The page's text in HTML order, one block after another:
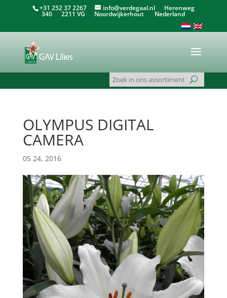
+31 252 37 2267 info@verdegaal.nlHerenweg
340 2211 VG Noordwijkerhout Nederland
OLYMPUS DIGITAL
CAMERA
05 24, 2016